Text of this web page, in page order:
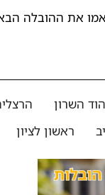
את ההובלה
הוד השרון
ראשון לציון